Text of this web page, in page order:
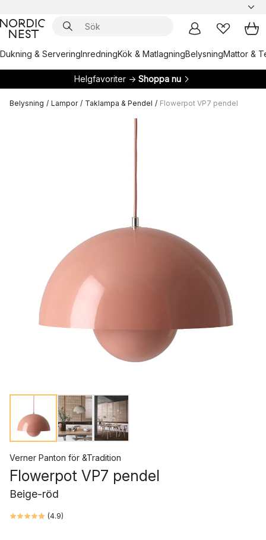
Dukning & ServeringInredningKök & MatlagningBelysningMattor &
Helgfavoriter → Shoppa nu
Belysning / Lampor / Taklampa & Pendel / Flowerpot VP7 pendel
Verner Panton för &Tradition
Flowerpot VP7 pendel
Beige-röd
(4.9)